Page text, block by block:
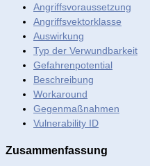
Angriffsvoraussetzung
Angriffsvektorklasse
Auswirkung
Typ der Verwundbarkeit
Gefahrenpotential
Beschreibung
Workaround
Gegenmaßnahmen
Vulnerability ID
Zusammenfassung